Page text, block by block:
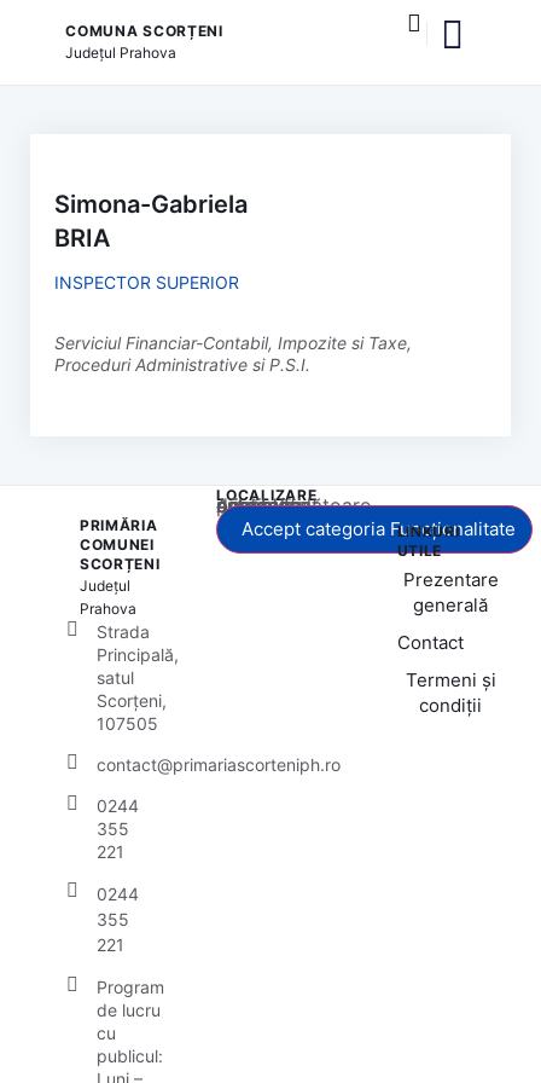
COMUNA SCORȚENI
Județul Prahova
Simona-Gabriela
BRIA
INSPECTOR SUPERIOR
Serviciul Financiar-Contabil, Impozite si Taxe,
Proceduri Administrative si P.S.I.
PRIMĂRIA
COMUNEI
SCORȚENI
Județul
Prahova
Strada
Principală,
satul
Scorțeni,
107505
contact@primariascorteniph.ro
0244
355
221
0244
355
221
Program
de lucru
cu
publicul:
Luni –
LOCALIZARE
Acest conținut este blocat până când acceptați categoria corespunzătoare de cookie-uri.
Accept categoria Funcționalitate
LINKURI
UTILE
Prezentare
generală
Contact
Termeni și
condiții